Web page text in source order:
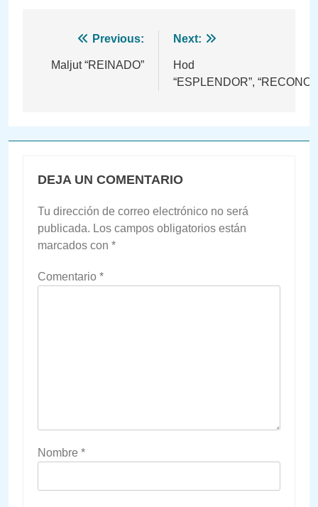
Navegación
de
Previous:
Maljut “REINADO”
Next:
Hod
“ESPLENDOR”,
DEJA UN COMENTARIO
Tu dirección de correo electrónico no será
publicada. Los campos obligatorios están
marcados con *
Comentario *
Nombre *